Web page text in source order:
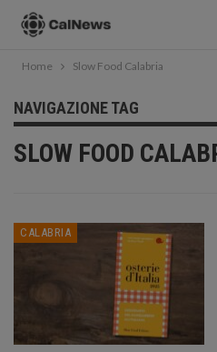
Home Slow Food Calabria
NAVIGAZIONE TAG
SLOW FOOD
CALABRIA